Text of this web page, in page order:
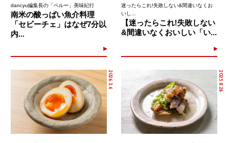
dancyu編集長の「ペルー」美味紀行
南米の酸っぱい魚介料理
「セビーチェ」はなぜ7分以
内...
迷ったらこれ!失敗しない&間違いなくお
いし...
【迷ったらこれ!失敗しない
&間違いなくおいしい「い...
2026.3.6 2025.8.26